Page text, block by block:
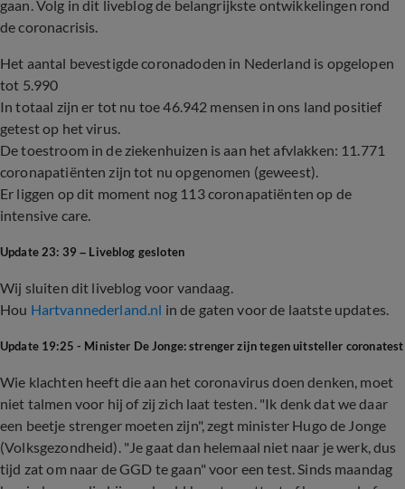
gaan. Volg in dit liveblog de belangrijkste ontwikkelingen rond
de coronacrisis.
Het aantal bevestigde coronadoden in Nederland is opgelopen
tot 5.990
In totaal zijn er tot nu toe 46.942 mensen in ons land positief
getest op het virus.
De toestroom in de ziekenhuizen is aan het afvlakken: 11.771
coronapatiënten zijn tot nu opgenomen (geweest).
Er liggen op dit moment nog 113 coronapatiënten op de
intensive care.
Update 23: 39 – Liveblog gesloten
Wij sluiten dit liveblog voor vandaag.
Hou Hartvannederland.nl in de gaten voor de laatste updates.
Update 19:25 - Minister De Jonge: strenger zijn tegen uitsteller coronatest
Wie klachten heeft die aan het coronavirus doen denken, moet
niet talmen voor hij of zij zich laat testen. "Ik denk dat we daar
een beetje strenger moeten zijn", zegt minister Hugo de Jonge
(Volksgezondheid). "Je gaat dan helemaal niet naar je werk, dus
tijd zat om naar de GGD te gaan" voor een test. Sinds maandag